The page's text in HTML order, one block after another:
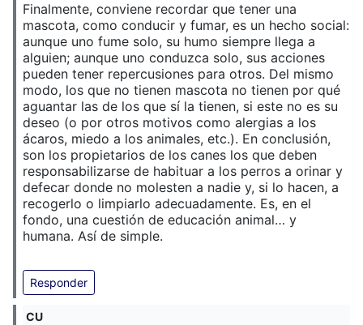
Finalmente, conviene recordar que tener una
mascota, como conducir y fumar, es un hecho social:
aunque uno fume solo, su humo siempre llega a
alguien; aunque uno conduzca solo, sus acciones
pueden tener repercusiones para otros. Del mismo
modo, los que no tienen mascota no tienen por qué
aguantar las de los que sí la tienen, si este no es su
deseo (o por otros motivos como alergias a los
ácaros, miedo a los animales, etc.). En conclusión,
son los propietarios de los canes los que deben
responsabilizarse de habituar a los perros a orinar y
defecar donde no molesten a nadie y, si lo hacen, a
recogerlo o limpiarlo adecuadamente. Es, en el
fondo, una cuestión de educación animal… y
humana. Así de simple.
Responder
CU